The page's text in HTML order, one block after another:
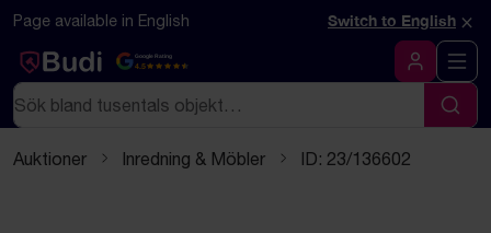
Hoppa till innehåll
Textbaserad (markdown) version av denna sida
Page available in English Switch to English ×
Google Rating
4.5
Logga in
Sök
Sök
Auktioner Inredning & Möbler ID: 23/136602